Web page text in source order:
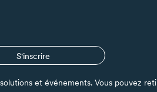
S'inscrire
et événements. Vous pouvez